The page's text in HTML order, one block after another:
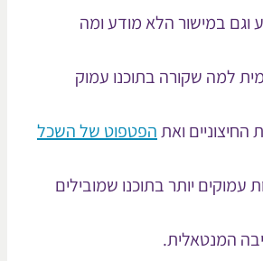
הלא מודע ומה
בתוכנו עמוק
ואתהפטפוט של השכל
יותר בתוכנו שמובילים